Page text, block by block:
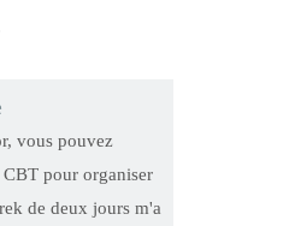
vous pouvez
pour organiser
de deux jours m'a